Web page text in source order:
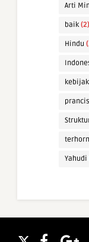
Arti
baik (2)
Hindu
prancis
Yahudi